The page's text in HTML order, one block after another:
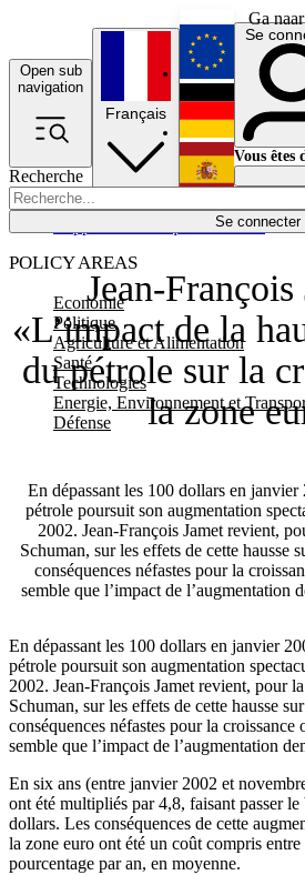
Ga
Open sub
navigation
Recherche
Se connecter
POLICY AREAS
Economie
Politique
Agriculture et Alimentation
Santé
Technologies
Energie, Environnement et
Défense
Économie
Français
English
Deutsch
Español
Se
Vous êtes
Jean-François
«L’impact de la
du pétrole sur la
la zone
En dépassant les 100 dollars en
pétrole poursuit son augmentation
2002. Jean-François Jamet revient,
Schuman, sur les effets de cette hausse
conséquences néfastes pour la
semble que l’impact de l’augmentation
En dépassant les 100 dollars en janvier
pétrole poursuit son augmentation
2002. Jean-François Jamet revient, pour
Schuman, sur les effets de cette hausse
conséquences néfastes pour la croissance
semble que l’impact de l’augmentation
En six ans (entre janvier 2002 et
ont été multipliés par 4,8, faisant passer
dollars. Les conséquences de cette
la zone euro ont été un coût compris
pourcentage par an, en moyenne.